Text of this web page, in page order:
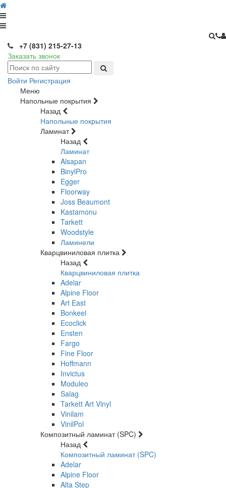
+7 (831) 215-27-13
Заказать звонок
Войти Регистрация
Меню
Напольные покрытия
Назад
Напольные покрытия
Ламинат
Назад
Ламинат
Alsapan
BinylPro
Egger
Floorway
Joss Beaumont
Kastamonu
Tarkett
Woodstyle
Ламинели
Кварцвиниловая плитка
Назад
Кварцвиниловая плитка
Adelar
Alpine Floor
Art East
Bonkeel
Ecoclick
Ensten
Fargo
Fine Floor
Hoffmann
Invictus
Moduleo
Salag
Tarkett Art Vinyl
Vinilam
VinilPol
Композитный ламинат (SPC)
Назад
Композитный ламинат (SPC)
Adelar
Alpine Floor
Alta Step